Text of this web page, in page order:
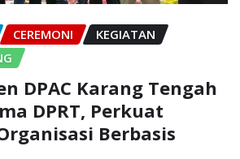
CEREMONI
KEGIATAN
DPAC Karang Tengah
DPRT, Perkuat
Berbasis